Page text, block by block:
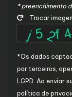
* preenchimento
Trocar
*Os dados
por terceiros,
LGPD . Ao enviar
política de